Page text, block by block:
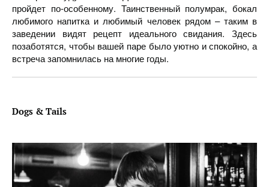
пройдет по-особенному. Таинственный полумрак, бокал
любимого напитка и любимый человек рядом – таким в
заведении видят рецепт идеального свидания. Здесь
позаботятся, чтобы вашей паре было уютно и спокойно, а
встреча запомнилась на многие годы.
Dogs & Tails